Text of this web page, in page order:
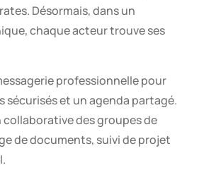
Désormais, dans un
chaque acteur trouve ses
professionnelle pour
sécurisés et un agenda partagé.
des groupes de
de documents, suivi de projet